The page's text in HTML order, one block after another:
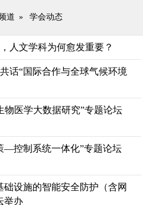
道 » 学会动态
人文学科为何愈发重要？
话“国际合作与全球气候环境
物医学大数据研究”专题论坛
控制系统一体化”专题论坛
设施的智能安全防护（含网
举办